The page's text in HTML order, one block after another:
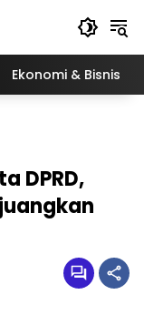
Ekonomi & Bisnis
DPRD,